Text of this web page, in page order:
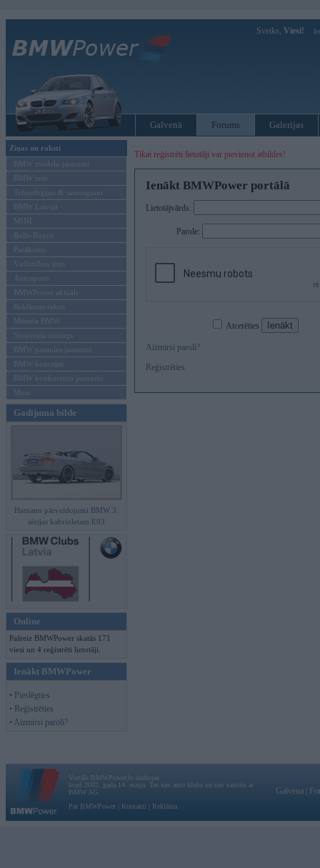
Sveiks, Viesi!
Galvenā Forums Galerijas
Ziņas un raksti
BMW modeļu jaunumi
BMW testi
Tehnoloģijas & sasniegumi
BMW Latvijā
MINI
Rolls-Royce
Pasākumi
Vadāmības tests
Autosports
BMWPower aktuāli
Reklāmas raksti
Mēneša BMW
Sērijveida tūnings
BMW pasaules jaunumi
BMW koncepti
BMW konkurentu jaunumi
Moto
Gadījuma bilde
Hamann pārveidojumi BMW 3.
sērijas kabrioletam E93
Online
Pašreiz BMWPower skatās 171
viesi un 4 reģistrēti lietotāji.
Ienākt BMWPower
• Pieslēgties
• Reģistrēties
• Aizmirsi paroli?
Tikai reģistrēti lietotāji var pievienot atbildes!
Ienākt BMWPower portālā
Lietotājvārds:
Parole:
Atcerēties
Aizmirsi paroli?
Reģistrēties
Vortāls BMWPower.lv darbojas
kopš 2002. gada 14. maija. Tas nav auto klubs un nav saistīts ar
BMW AG.
Par BMWPower
Kontakti Reklāma
Galvena